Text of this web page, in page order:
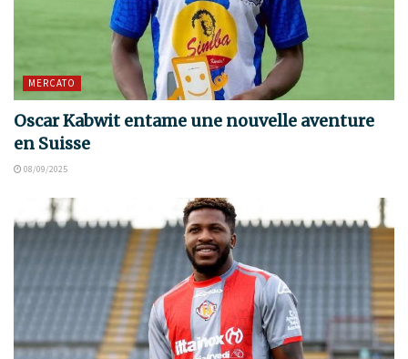
MERCATO
Oscar Kabwit entame une nouvelle aventure
en Suisse
08/09/2025